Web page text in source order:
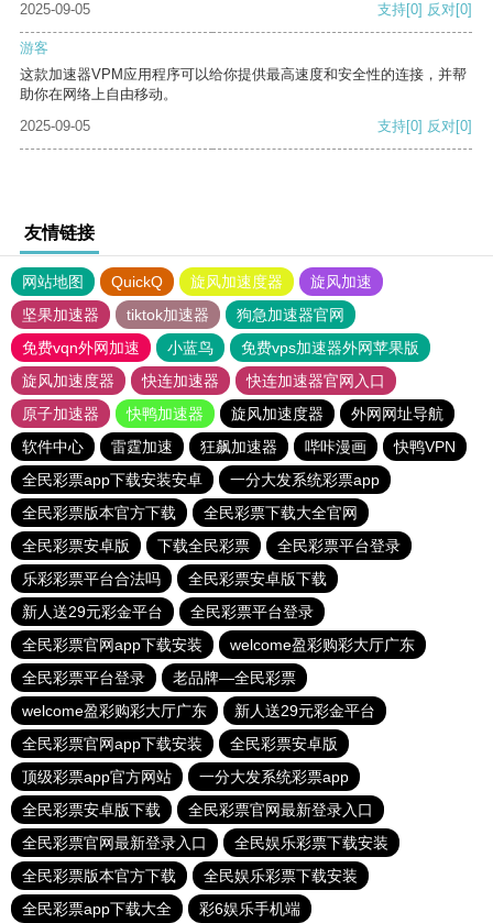
2025-09-05 支持[0] 反对[0]
游客
这款加速器VPM应用程序可以给你提供最高速度和安全性的连接，并帮
助你在网络上自由移动。
2025-09-05
支持[0] 反对[0]
友情链接
网站地图 QuickQ 旋风加速度器
旋风加速
坚果加速器
tiktok加速器
狗急加速器官网
免费vqn外网加速
小蓝鸟
免费vps加速器外网苹果版
旋风加速度器
快连加速器
快连加速器官网入口
原子加速器
快鸭加速器 旋风加速度器
外网网址导航
软件中心
雷霆加速 狂飙加速器 哔咔漫画
快鸭VPN
全民彩票app下载安装安卓
一分大发系统彩票app
全民彩票版本官方下载
全民彩票下载大全官网
全民彩票安卓版
下载全民彩票
全民彩票平台登录
乐彩彩票平台合法吗
全民彩票安卓版下载
新人送29元彩金平台
全民彩票平台登录
全民彩票官网app下载安装
welcome盈彩购彩大厅广东
全民彩票平台登录
老品牌—全民彩票
welcome盈彩购彩大厅广东
新人送29元彩金平台
全民彩票官网app下载安装
全民彩票安卓版
顶级彩票app官方网站
一分大发系统彩票app
全民彩票安卓版下载
全民彩票官网最新登录入口
全民彩票官网最新登录入口
全民娱乐彩票下载安装
全民彩票版本官方下载
全民娱乐彩票下载安装
全民彩票app下载大全
彩6娱乐手机端